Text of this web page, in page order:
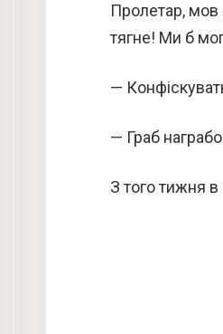
Пролетар, мов
тягне! Ми б
—
— Граб
З того тижня в